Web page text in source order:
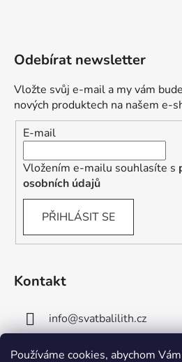
Používáme cookies, abychom
Odebírat newsletter
Vložte svůj e-mail a my vám
nových produktech na našem e-
E-mail
Vložením e-mailu souhlasíte s
osobních údajů
PŘIHLÁSIT SE
Kontakt
info@svatbalilith.cz
+420 778 745 219